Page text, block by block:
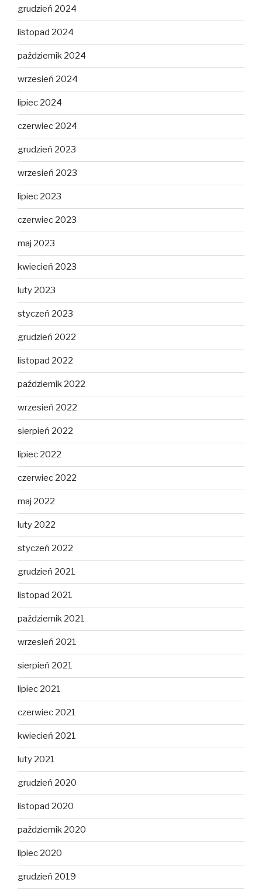
grudzień 2024
listopad 2024
październik 2024
wrzesień 2024
lipiec 2024
czerwiec 2024
grudzień 2023
wrzesień 2023
lipiec 2023
czerwiec 2023
maj 2023
kwiecień 2023
luty 2023
styczeń 2023
grudzień 2022
listopad 2022
październik 2022
wrzesień 2022
sierpień 2022
lipiec 2022
czerwiec 2022
maj 2022
luty 2022
styczeń 2022
grudzień 2021
listopad 2021
październik 2021
wrzesień 2021
sierpień 2021
lipiec 2021
czerwiec 2021
kwiecień 2021
luty 2021
grudzień 2020
listopad 2020
październik 2020
lipiec 2020
grudzień 2019